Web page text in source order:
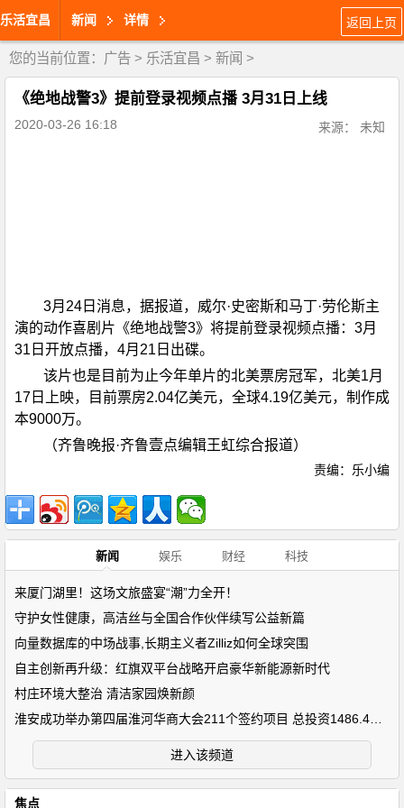
乐活宜昌 新闻 详情 返回上页
您的当前位置： 广告 > 乐活宜昌 > 新闻 >
《绝地战警3》提前登录视频点播 3月31日上线
2020-03-26 16:18 来源： 未知
3月24日消息，据报道，威尔·史密斯和马丁·劳伦斯主
演的动作喜剧片《绝地战警3》将提前登录视频点播：3月
31日开放点播，4月21日出碟。
该片也是目前为止今年单片的北美票房冠军，北美1月
17日上映，目前票房2.04亿美元，全球4.19亿美元，制作成
本9000万。
（齐鲁晚报·齐鲁壹点编辑王虹综合报道）
责编：乐小编
新闻 娱乐 财经 科技
来厦门湖里！这场文旅盛宴“潮”力全开！
守护女性健康，高洁丝与全国合作伙伴续写公益新篇
向量数据库的中场战事,长期主义者Zilliz如何全球突围
自主创新再升级：红旗双平台战略开启豪华新能源新时代
村庄环境大整治 清洁家园焕新颜
进入该频道
焦点